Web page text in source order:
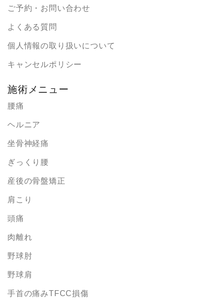
ご予約・お問い合わせ
よくある質問
個人情報の取り扱いについて
キャンセルポリシー
施術メニュー
腰痛
ヘルニア
坐骨神経痛
ぎっくり腰
産後の骨盤矯正
肩こり
頭痛
肉離れ
野球肘
野球肩
手首の痛みTFCC損傷